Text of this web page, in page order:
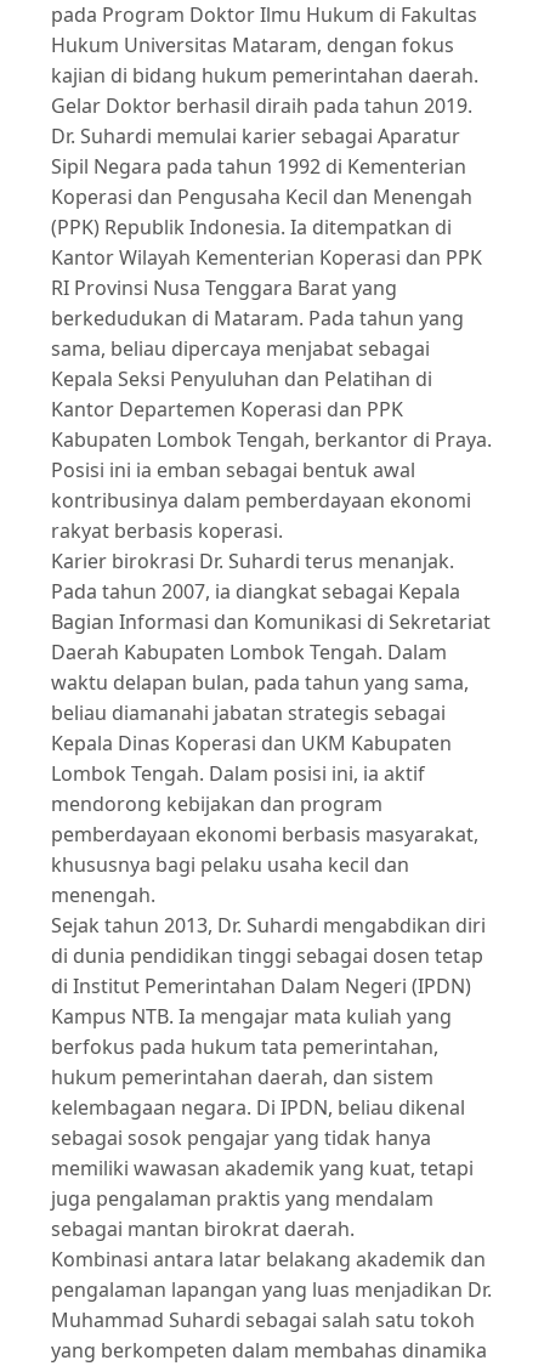
pada Program Doktor Ilmu Hukum di Fakultas
Hukum Universitas Mataram, dengan fokus
kajian di bidang hukum pemerintahan daerah.
Gelar Doktor berhasil diraih pada tahun 2019.
Dr. Suhardi memulai karier sebagai Aparatur
Sipil Negara pada tahun 1992 di Kementerian
Koperasi dan Pengusaha Kecil dan Menengah
(PPK) Republik Indonesia. Ia ditempatkan di
Kantor Wilayah Kementerian Koperasi dan PPK
RI Provinsi Nusa Tenggara Barat yang
berkedudukan di Mataram. Pada tahun yang
sama, beliau dipercaya menjabat sebagai
Kepala Seksi Penyuluhan dan Pelatihan di
Kantor Departemen Koperasi dan PPK
Kabupaten Lombok Tengah, berkantor di Praya.
Posisi ini ia emban sebagai bentuk awal
kontribusinya dalam pemberdayaan ekonomi
rakyat berbasis koperasi.
Karier birokrasi Dr. Suhardi terus menanjak.
Pada tahun 2007, ia diangkat sebagai Kepala
Bagian Informasi dan Komunikasi di Sekretariat
Daerah Kabupaten Lombok Tengah. Dalam
waktu delapan bulan, pada tahun yang sama,
beliau diamanahi jabatan strategis sebagai
Kepala Dinas Koperasi dan UKM Kabupaten
Lombok Tengah. Dalam posisi ini, ia aktif
mendorong kebijakan dan program
pemberdayaan ekonomi berbasis masyarakat,
khususnya bagi pelaku usaha kecil dan
menengah.
Sejak tahun 2013, Dr. Suhardi mengabdikan diri
di dunia pendidikan tinggi sebagai dosen tetap
di Institut Pemerintahan Dalam Negeri (IPDN)
Kampus NTB. Ia mengajar mata kuliah yang
berfokus pada hukum tata pemerintahan,
hukum pemerintahan daerah, dan sistem
kelembagaan negara. Di IPDN, beliau dikenal
sebagai sosok pengajar yang tidak hanya
memiliki wawasan akademik yang kuat, tetapi
juga pengalaman praktis yang mendalam
sebagai mantan birokrat daerah.
Kombinasi antara latar belakang akademik dan
pengalaman lapangan yang luas menjadikan Dr.
Muhammad Suhardi sebagai salah satu tokoh
yang berkompeten dalam membahas dinamika